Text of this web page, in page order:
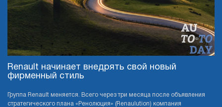
Renault начинает внедрять свой новый
фирменный стиль
Группа Renault меняется. Всего через три месяца после объявления
стратегического плана «Ренолюция» (Renaulution) компания